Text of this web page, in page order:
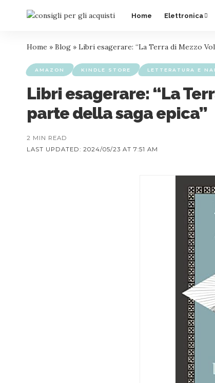
Home Elettronica
Home » Blog » Libri esagerare: “La Terra di Mezzo
AMAZON KINDLE STORE LETTERATURA E
Libri esagerare: “La
parte della saga epica”
LAST UPDATED: 2024/05/23 AT 7:51 AM
2 MIN READ